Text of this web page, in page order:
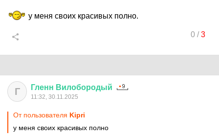
у меня своих красивых полно.
0/3
Г Гленн Вилобородый
11:32, 30.11.2025
От пользователя Kipri
у меня своих красивых полно